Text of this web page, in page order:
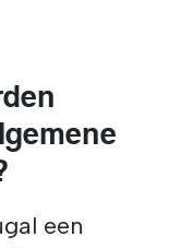
een